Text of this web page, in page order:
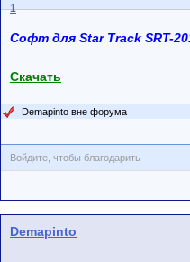
1
Софт для Star Track SRT-
Скачать
Demapinto вне форума
Войдите, чтобы благодарить
Demapinto